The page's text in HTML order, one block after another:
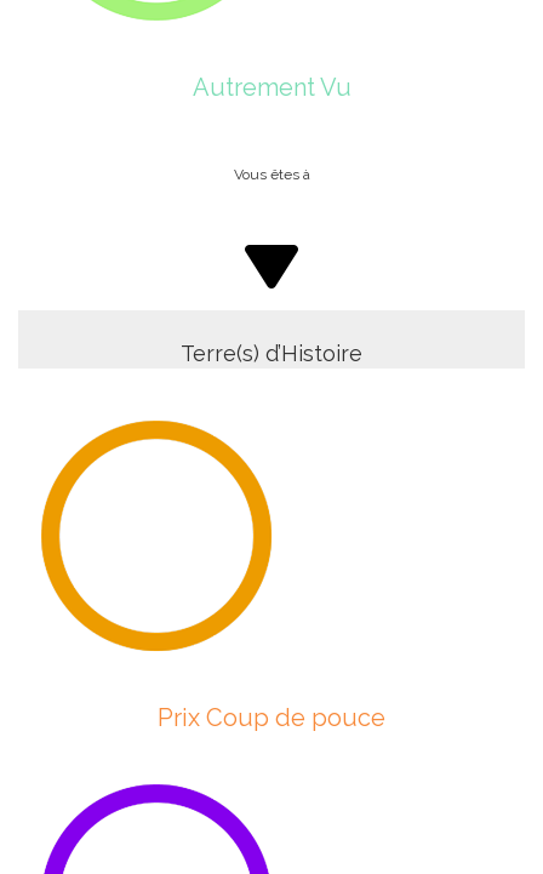
Autrement Vu
Vous êtes à
Terre(s) d’Histoire
Prix Coup de pouce